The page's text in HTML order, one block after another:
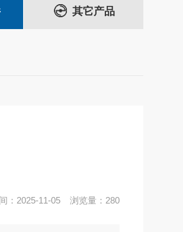
其它产品
：2025-11-05 浏览量：280